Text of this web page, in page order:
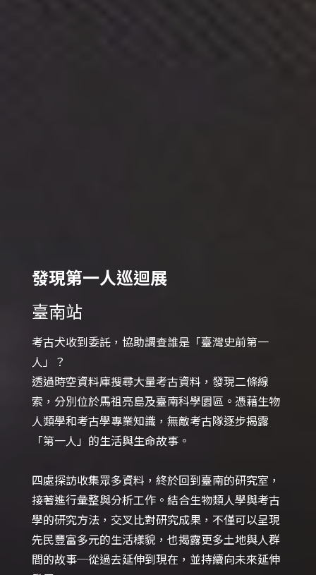
發現第一人巡迴展
臺南站
考古犬收到委託，協助調查誰是「臺灣史前第一
人」？
透過時空資料庫搜尋大量考古資料，發現二條線
索，分別位於馬祖亮島及臺南科學園區。憑藉生物
人類學和考古學專業知識，無敵考古隊逐步揭露
「第一人」的生活與生命故事。
四處探訪收集眾多資料，終於回到臺南的研究室，
接著進行彙整與分析工作。結合生物類人學與考古
學的研究方法，交叉比對研究成果，不僅可以呈現
先民豐富多元的生活樣貌，也揭露更多土地與人群
間的故事─從過去延伸到現在，並持續向未來延伸